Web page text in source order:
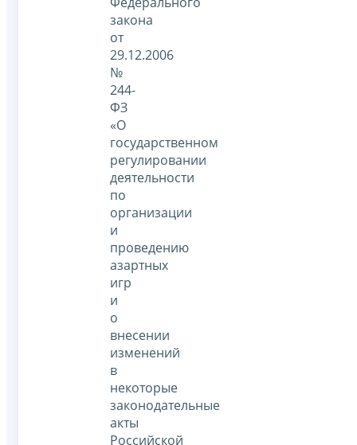
закона
от
29.12.2006
№
244-
ФЗ
«О
государственном
регулировании
деятельности
по
организации
и
проведению
азартных
игр
и
о
внесении
изменений
в
некоторые
законодательные
акты
Российской